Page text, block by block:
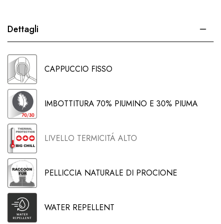
Dettagli
CAPPUCCIO FISSO
IMBOTTITURA 70% PIUMINO E 30% PIUMA
LIVELLO TERMICITÁ ALTO
PELLICCIA NATURALE DI PROCIONE
WATER REPELLENT